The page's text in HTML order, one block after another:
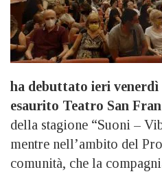
ha debuttato ieri
esaurito Teatro San
della stagione “Suoni –
mentre nell’ambito del
comunità, che la